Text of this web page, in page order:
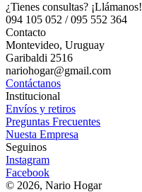
¿Tienes consultas? ¡Llámanos!
094 105 052 / 095 552 364
Contacto
Montevideo, Uruguay
Garibaldi 2516
nariohogar@gmail.com
Contáctanos
Institucional
Envíos y retiros
Preguntas Frecuentes
Nuesta Empresa
Seguinos
Instagram
Facebook
© 2026, Nario Hogar